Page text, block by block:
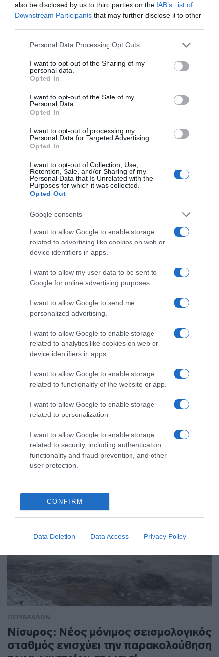
also be disclosed by us to third parties on the IAB’s List of
Downstream Participants that may further disclose it to other
Please note that this website/app uses one or more Google
not limited to your visit or usage behaviour. You may click to
grant or deny consent to Google and its third-party tags to
use your data for below specified purposes in below Google
consent section.
Personal Data Processing Opt Outs
I want to opt-out of the Sharing of my
personal data.
Opted In
I want to opt-out of the Sale of my
Personal Data.
Opted In
I want to opt-out of processing my
Personal Data for Targeted Advertising.
Opted In
I want to opt-out of Collection, Use,
Retention, Sale, and/or Sharing of my
Personal Data that Is Unrelated with the
Purposes for which it was collected.
Opted Out
Google consents
I want to allow Google to enable storage
related to advertising like cookies on web or
device identifiers in apps.
I want to allow my user data to be sent to
Google for online advertising purposes.
I want to allow Google to send me
personalized advertising.
I want to allow Google to enable storage
related to analytics like cookies on web or
device identifiers in apps.
I want to allow Google to enable storage
related to functionality of the website or app.
I want to allow Google to enable storage
related to personalization.
I want to allow Google to enable storage
related to security, including authentication
functionality and fraud prevention, and other
user protection.
CONFIRM
Data Deletion Data Access Privacy Policy
ΠΕΡΙΒΑΛΛΟΝ
ΠΕΡΙΒΑΛΛΟΝ
Νίσυρος: Νέος μόνιμος σεισμολογικός
σταθμός ενισχύει την παρακολούθηση